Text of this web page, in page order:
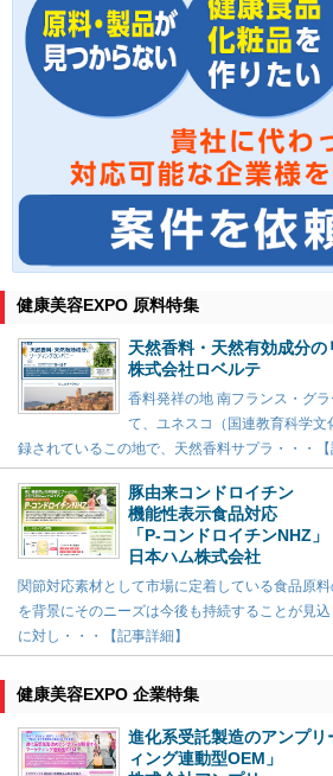
健康美容EXPO 原料特集
天然香料・天然有効成分
株式会社ロベルテ
香料発祥の地 南フランス・グ
て、ユネスコ（国連教育科学
録されているこの地で、天然香料サプラ・・・【
豚由来コンドロイチン
機能性表示食品対応
「P-コンドロイチンNHZ」
日本ハム株式会社
関節対応素材として市場に定着している食品原
を背景にそのニーズは今後も持続することが見
に対し・・・【記事詳細】
健康美容EXPO 企業特集
進化系受託製造のアンプ
ィング連動型OEM」